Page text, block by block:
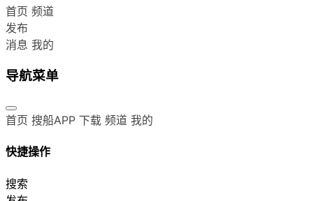
首页 频道
发布
消息 我的
导航菜单
首页 搜船APP 下载 频道 我的
快捷操作
搜索